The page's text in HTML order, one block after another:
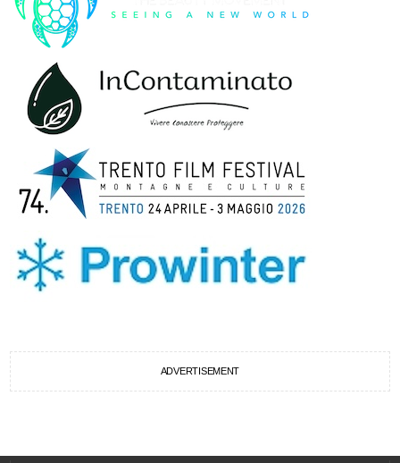
ADVERTISEMENT